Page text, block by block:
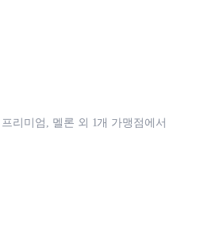
리미엄, 멜론 외 1개 가맹점에서